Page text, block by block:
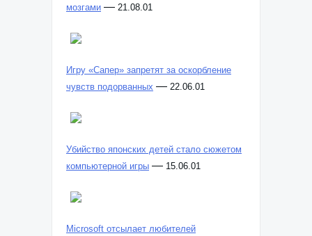
мозгами — 21.08.01
Игру «Сапер» запретят за оскорбление
чувств подорванных — 22.06.01
Убийство японских детей стало сюжетом
компьютерной игры — 15.06.01
Microsoft отсылает любителей